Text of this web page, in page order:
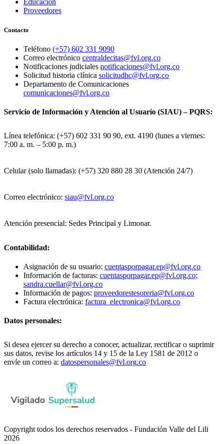
Educación
Proveedores
Contacto
Teléfono (+57) 602 331 9090
Correo electrónico centraldecitas@fvl.org.co
Notificaciones judiciales notificaciones@fvl.org.co
Solicitud historia clínica solicitudhc@fvl.org.co
Departamento de Comunicaciones
comunicaciones@fvl.org.co
Servicio de Información y Atención al Usuario (SIAU) – PQRS:
Línea telefónica: (+57) 602 331 90 90, ext. 4190 (lunes a viernes:
7:00 a. m. – 5:00 p. m.)
Celular (solo llamadas): (+57) 320 880 28 30 (Atención 24/7)
Correo electrónico: siau@fvl.org.co
Atención presencial: Sedes Principal y Limonar.
Contabilidad:
Asignación de su usuario: cuentasporpagar.ep@fvl.org.co
Información de facturas: cuentasporpagar.ep@fvl.org.co;
sandra.cuellar@fvl.org.co
Información de pagos: proveedorestesoreria@fvl.org.co
Factura electrónica: factura_electronica@fvl.org.co
Datos personales:
Si desea ejercer su derecho a conocer, actualizar, rectificar o suprimir
sus datos, revise los artículos 14 y 15 de la Ley 1581 de 2012 o
envíe un correo a: datospersonales@fvl.org.co
Copyright todos los derechos reservados - Fundación Valle del Lili
2026